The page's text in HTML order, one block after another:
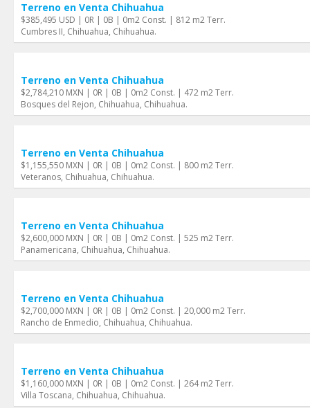
Terreno en Venta Chihuahua
$385,495 USD | 0R | 0B | 0m2 Const. | 812 m2 Terr.
Cumbres II, Chihuahua, Chihuahua.
Terreno en Venta Chihuahua
$2,784,210 MXN | 0R | 0B | 0m2 Const. | 472 m2 Terr.
Bosques del Rejon, Chihuahua, Chihuahua.
Terreno en Venta Chihuahua
$1,155,550 MXN | 0R | 0B | 0m2 Const. | 800 m2 Terr.
Veteranos, Chihuahua, Chihuahua.
Terreno en Venta Chihuahua
$2,600,000 MXN | 0R | 0B | 0m2 Const. | 525 m2 Terr.
Panamericana, Chihuahua, Chihuahua.
Terreno en Venta Chihuahua
$2,700,000 MXN | 0R | 0B | 0m2 Const. | 20,000 m2 Terr.
Rancho de Enmedio, Chihuahua, Chihuahua.
Terreno en Venta Chihuahua
$1,160,000 MXN | 0R | 0B | 0m2 Const. | 264 m2 Terr.
Villa Toscana, Chihuahua, Chihuahua.